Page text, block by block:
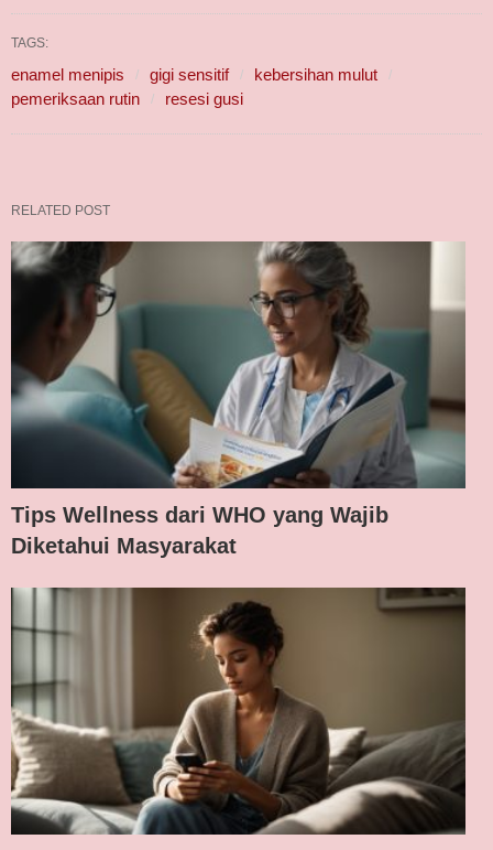
TAGS:
enamel menipis gigi sensitif
kebersihan mulut
pemeriksaan rutin
resesi gusi
RELATED POST
Tips Wellness dari WHO yang Wajib
Diketahui Masyarakat